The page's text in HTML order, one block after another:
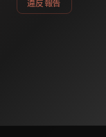
違反報告